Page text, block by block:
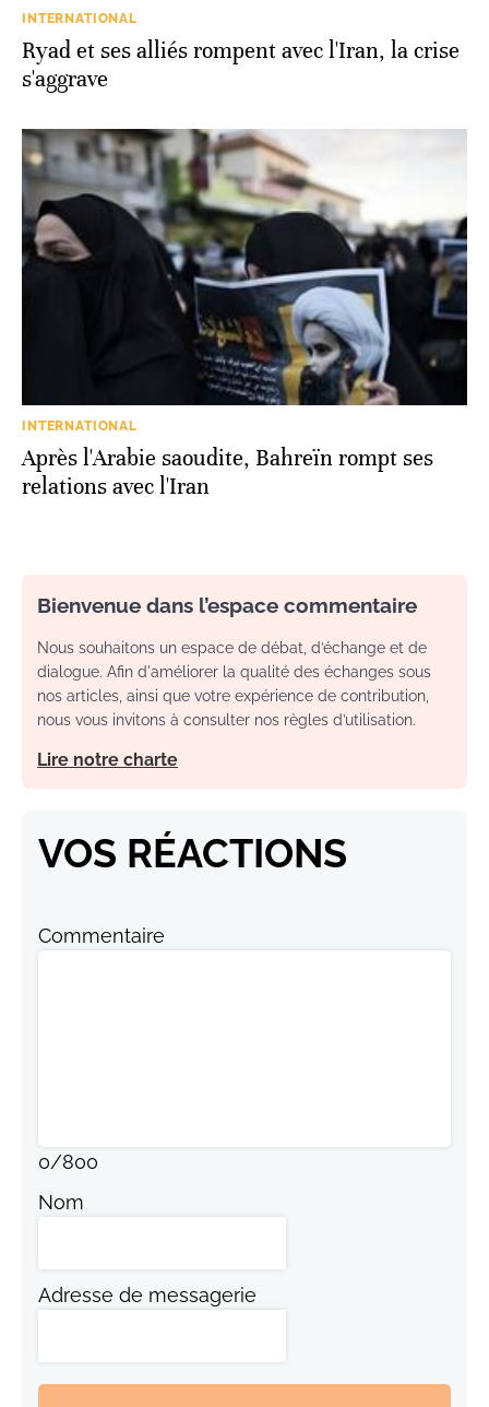
INTERNATIONAL
Ryad et ses alliés rompent avec l'Iran, la crise
s'aggrave
INTERNATIONAL
Après l'Arabie saoudite, Bahreïn rompt ses
relations avec l'Iran
Bienvenue dans l’espace commentaire
Nous souhaitons un espace de débat, d’échange et de
dialogue. Afin d'améliorer la qualité des échanges sous
nos articles, ainsi que votre expérience de contribution,
nous vous invitons à consulter nos règles d’utilisation.
Lire notre charte
VOS RÉACTIONS
Commentaire
0/800
Nom
Adresse de messagerie